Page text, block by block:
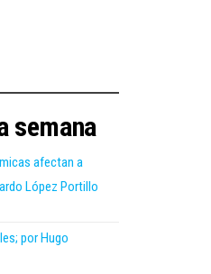
semana
afectan a
López Portillo
por Hugo